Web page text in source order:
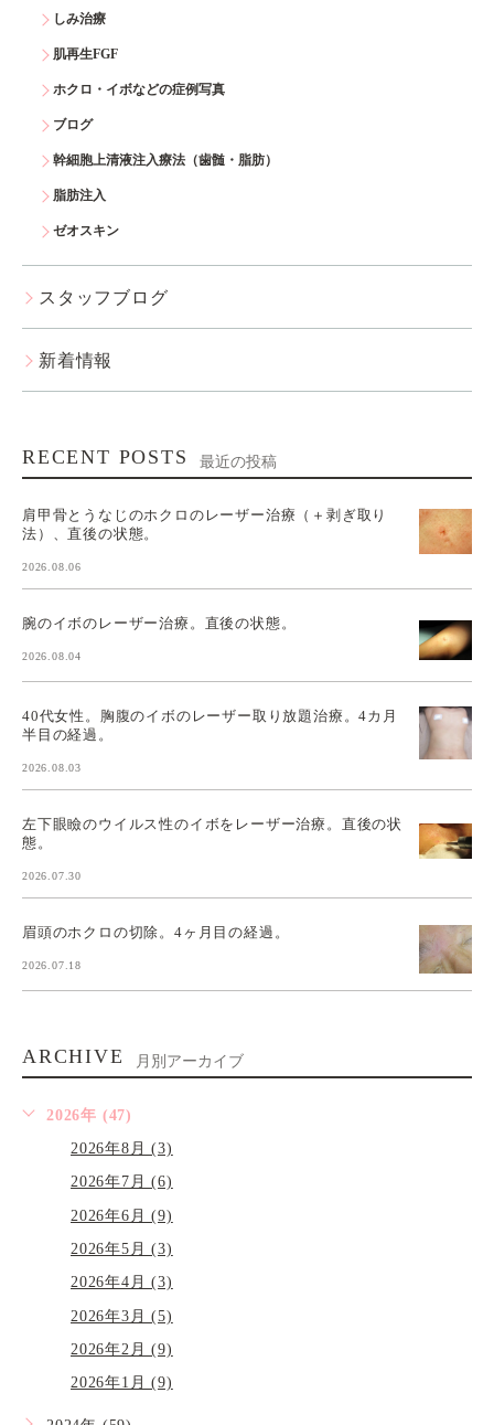
しみ治療
肌再生FGF
ホクロ・イボなどの症例写真
ブログ
幹細胞上清液注入療法（歯髄・脂肪）
脂肪注入
ゼオスキン
スタッフブログ
新着情報
RECENT POSTS 最近の投稿
肩甲骨とうなじのホクロのレーザー治療（＋剥ぎ取り
法）、直後の状態。
2026.08.06
腕のイボのレーザー治療。直後の状態。
2026.08.04
40代女性。胸腹のイボのレーザー取り放題治療。4カ月
半目の経過。
2026.08.03
左下眼瞼のウイルス性のイボをレーザー治療。直後の状
態。
2026.07.30
眉頭のホクロの切除。4ヶ月目の経過。
2026.07.18
ARCHIVE 月別アーカイブ
2026年 (47)
2026年8月 (3)
2026年7月 (6)
2026年6月 (9)
2026年5月 (3)
2026年4月 (3)
2026年3月 (5)
2026年2月 (9)
2026年1月 (9)